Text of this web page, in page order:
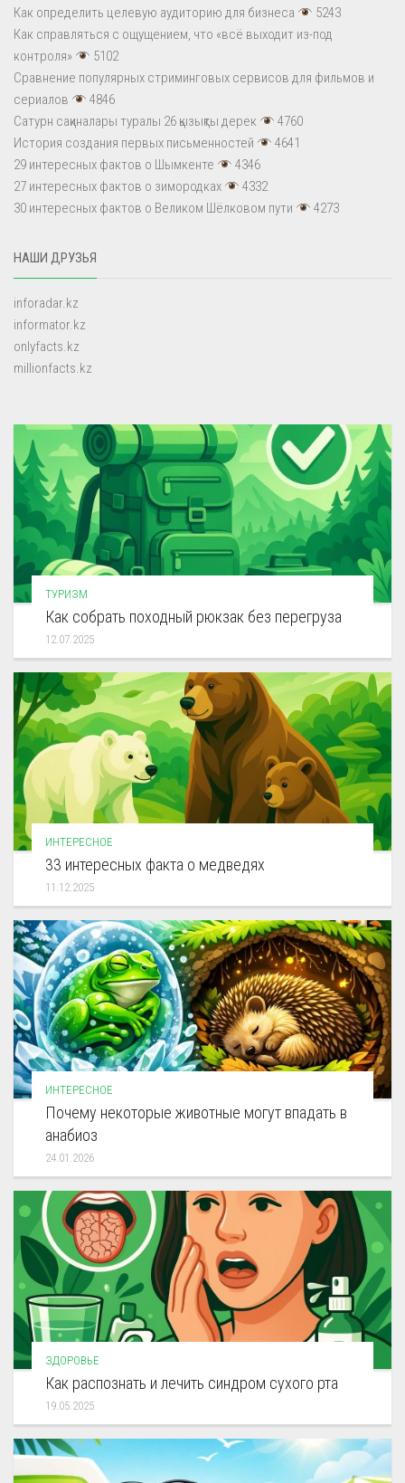
Как определить целевую аудиторию для бизнеса
5243
Как справляться с ощущением, что «всё выходит из-под
контроля»
5102
Сравнение популярных стриминговых сервисов для фильмов и
сериалов
4846
Сатурн сақиналары туралы 26 қызықты дерек
4760
История создания первых письменностей
4641
29 интересных фактов о Шымкенте
4346
27 интересных фактов о зимородках
4332
30 интересных фактов о Великом Шёлковом пути
4273
НАШИ ДРУЗЬЯ
inforadar.kz
informator.kz
onlyfacts.kz
millionfacts.kz
ТУРИЗМ
Как собрать походный рюкзак без перегруза
12.07.2025
ИНТЕРЕСНОЕ
33 интересных факта о медведях
11.12.2025
ИНТЕРЕСНОЕ
Почему некоторые животные могут впадать в
анабиоз
24.01.2026
ЗДОРОВЬЕ
Как распознать и лечить синдром сухого рта
19.05.2025